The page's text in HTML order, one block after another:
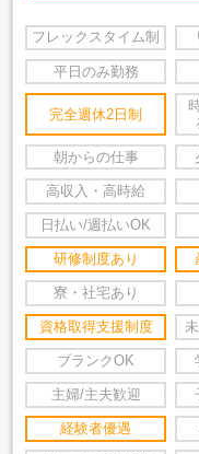
フレックスタイム制
平日のみ勤務
完全週休2日制
朝からの仕事
高収入・高時給
日払い/週払いOK
研修制度あり
寮・社宅あり
資格取得支援制度
ブランクOK
主婦/主夫歓迎
経験者優遇